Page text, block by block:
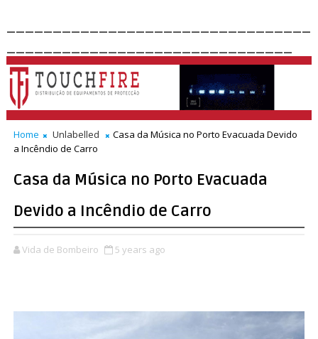
Home Unlabelled
Casa da Música no Porto Evacuada Devido
a Incêndio de Carro
Casa da Música no Porto Evacuada
Devido a Incêndio de Carro
Vida de Bombeiro 5 years ago